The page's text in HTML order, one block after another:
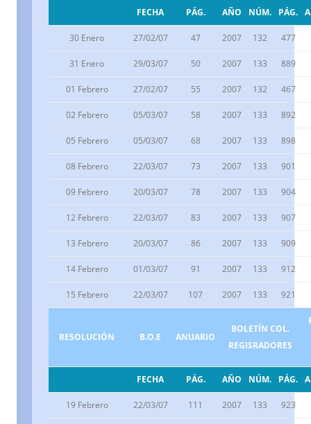
FECHA PÁG. AÑO NÚM. PÁG.
30 Enero 27/02/07 47 2007 132 477
31 Enero 29/03/07 50 2007 133 889
01 Febrero 27/02/07 55 2007 132 467
02 Febrero 05/03/07 58 2007 133 892
05 Febrero 05/03/07 68 2007 133 898
08 Febrero 22/03/07 73 2007 133 901
09 Febrero 20/03/07 78 2007 133 904
12 Febrero 22/03/07 83 2007 133 907
13 Febrero 20/03/07 86 2007 133 909
14 Febrero 01/03/07 91 2007 133 912
15 Febrero 22/03/07 107 2007 133 921
RESOLUCIÓN B.O.E ANUARIO
BOLETÍN COL.
REGISRADORES
FECHA PÁG. AÑO NÚM. PÁG.
19 Febrero 22/03/07 111 2007 133 923